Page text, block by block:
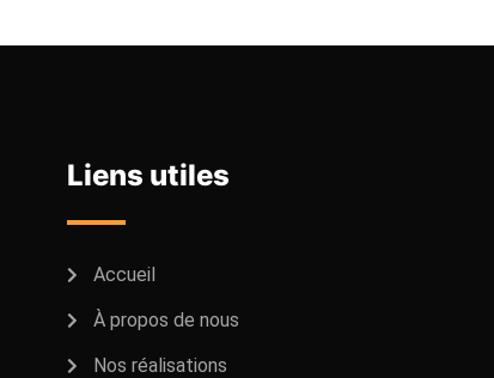
Liens utiles
Accueil
À propos de nous
Nos réalisations